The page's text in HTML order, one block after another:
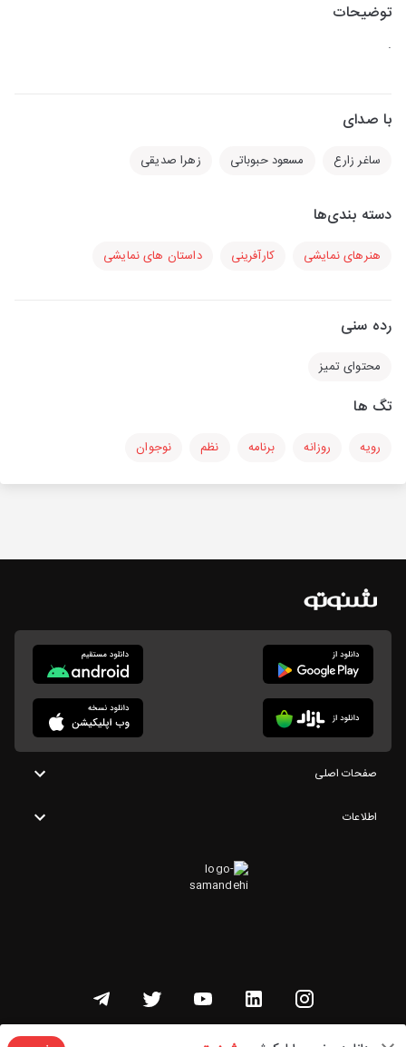
توضیحات
.
با صدای
ساغر زارع مسعود حبوباتی زهرا صدیقی
دسته بندی‌ها
هنرهای نمایشی کارآفرینی داستان های نمایشی
رده سنی
محتوای تمیز
تگ ها
رویه روزانه برنامه نظم نوجوان
صفحات اصلی
اطلاعات
تمامی حقوق این وبسایت متعلق به شنوتو است